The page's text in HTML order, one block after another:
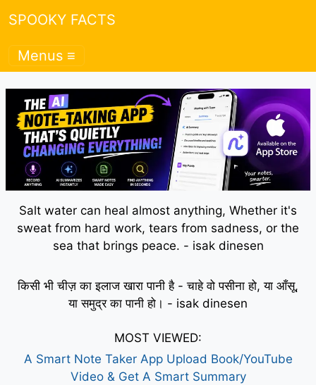
SPOOKY FACTS
Menus ≡
Salt water can heal almost anything, Whether it's
sweat from hard work, tears from sadness, or the
sea that brings peace. - isak dinesen
किसी भी चीज़ का इलाज खारा पानी है - चाहे वो पसीना हो, या आँसू,
या समुद्र का पानी हो। - isak dinesen
MOST VIEWED:
A Smart Note Taker App Upload Book/YouTube
Video & Get A Smart Summary